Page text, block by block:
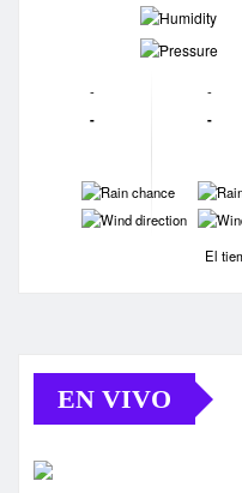
-
-
-
-
-
-
-
-
-
-
El
EN VIVO